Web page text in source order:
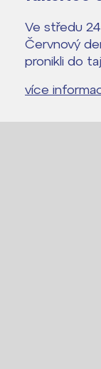
Ve středu
Červnový
pronikli do
více